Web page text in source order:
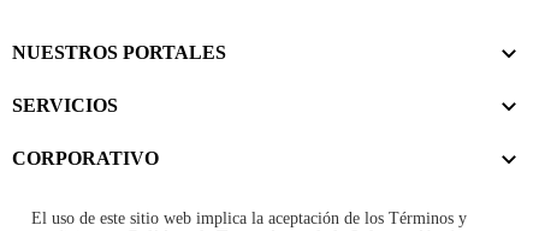
NUESTROS PORTALES
SERVICIOS
CORPORATIVO
El uso de este sitio web implica la aceptación de los Términos y